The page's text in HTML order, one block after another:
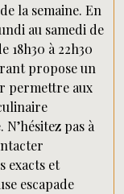
la semaine. En
au samedi de
18h30 à 22h30
propose un
permettre aux
pas à
exacts et
escapade